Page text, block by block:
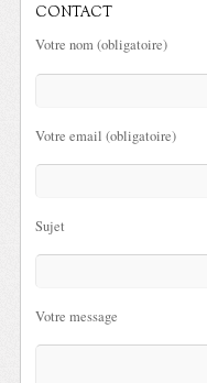
CONTACT
Votre nom (obligatoire)
Votre email (obligatoire)
Sujet
Votre message